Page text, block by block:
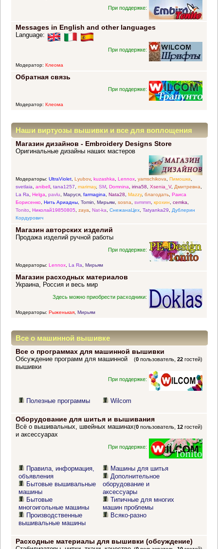
При поддержке:
Messages in English and other languages
Language:
При поддержке:
Модератор: Клеома
Обратная связь
При поддержке:
Модератор: Клеома
Наши виртуозы вышивки и все для воплощения
прекрасных идей
Магазин дизайнов - Embroidery Designs Store
Оригинальные дизайны наших мастеров
Модераторы: UltraViolet, Lyubov, kuzashka, Lennox, yamschikova, Пимошка,
svetlaia, anibell, tana1257, marimay, SM, Domnina, irina58, Xsenia_V, Дмитревна,
La Ra, Helga, pavlu, Маруся, farmagina, Nata28, Mazzy, благодать, Раиса
Борисенко, Нить Ариадны, Tomin, Мирьям, sosna, svmmm, крохин, cemka,
Tonito, Николай19850805, zaya, Nat-ka, СнежанаЦех, Tatyanka29, Дублерин
Кордурович
Магазин авторских изделий
Продажа изделий ручной работы
При поддержке:
Модераторы: Lennox, La Ra, Мирьям
Магазин расходных материалов
Украина, Россия и весь мир
Здесь можно приобрести расходники:
Модераторы: Рыженькая, Мирьям
Все о машинной вышивке
Все о программах для машинной вышивки
(0 пользователь,22 гостей)
Обсуждение программ для машинной
вышивки
При поддержке:
Полезные программы Wilcom
Оборудование для шитья и вышивания
(0 пользователь,12 гостей)
Всё о вышивальных, швейных машинах
и аксессуарах
При поддержке:
Правила, информация,
объявления
Бытовые вышивальные
машины
Бытовые
многоигольные машины
Производственные
вышивальные машины
Машины для шитья
Дополнительное
оборудование и
аксессуары
Типичные для многих
машин проблемы
Всяко-разно
Расходные материалы для вышивки (обсуждение)